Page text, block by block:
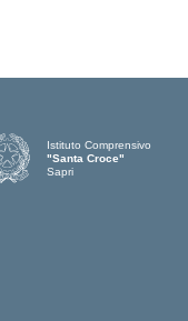
Istituto Comprensivo
"Santa Croce"
Sapri